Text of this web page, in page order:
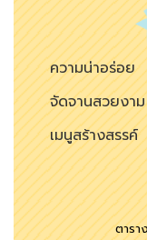
ความน่าอร่อย
จัดจานสวยงาม
เมนูสร้างสรรค์
ตารา